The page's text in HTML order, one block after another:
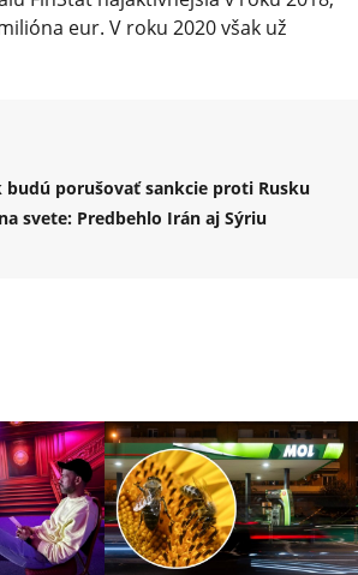
eur. V roku 2020 však už
porušovať sankcie proti Rusku
svete: Predbehlo Irán aj Sýriu